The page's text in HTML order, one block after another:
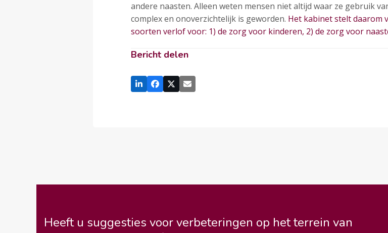
andere naasten. Alleen weten mensen niet altijd waar ze gebruik
complex en onoverzichtelijk is geworden. Het kabinet stelt daarom
soorten verlof voor: 1) de zorg voor kinderen, 2) de zorg voor
Bericht delen
Heeft u suggesties voor verbeteringen op het terrein van